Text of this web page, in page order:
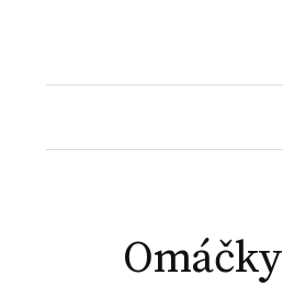
Omáčky